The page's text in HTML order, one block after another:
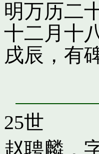
明万历二
十二月十
戌辰，有
25世
赵聘麟，